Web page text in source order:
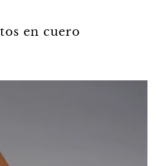
en cuero